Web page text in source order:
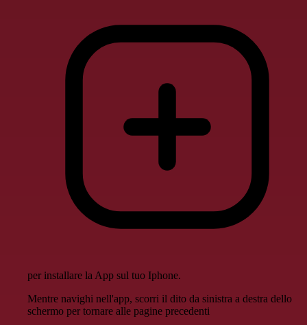
per installare la App sul tuo Iphone.
Mentre navighi nell'app, scorri il dito da sinistra a destra dello
schermo per tornare alle pagine precedenti